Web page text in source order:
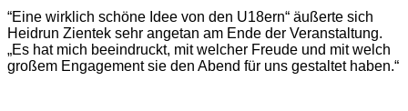
“Eine wirklich schöne Idee von den U18ern“ äußerte sich
Heidrun Zientek sehr angetan am Ende der Veranstaltung.
„Es hat mich beeindruckt, mit welcher Freude und mit welch
großem Engagement sie den Abend für uns gestaltet haben.“